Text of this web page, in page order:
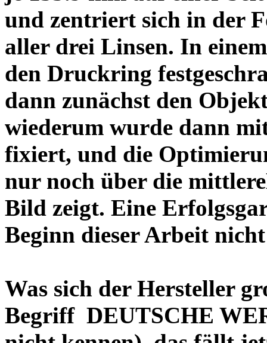
und zentriert sich in der
aller drei Linsen. In
den Druckring
dann zunächst den
wiederum wurde dann
fixiert, und die
nur noch über die
Bild zeigt. Eine
Beginn dieser Arbeit
Was sich der Hersteller
Begriff DEUTSCHE